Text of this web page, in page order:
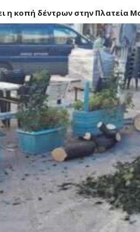
η κοπή δέντρων στην Πλατεία